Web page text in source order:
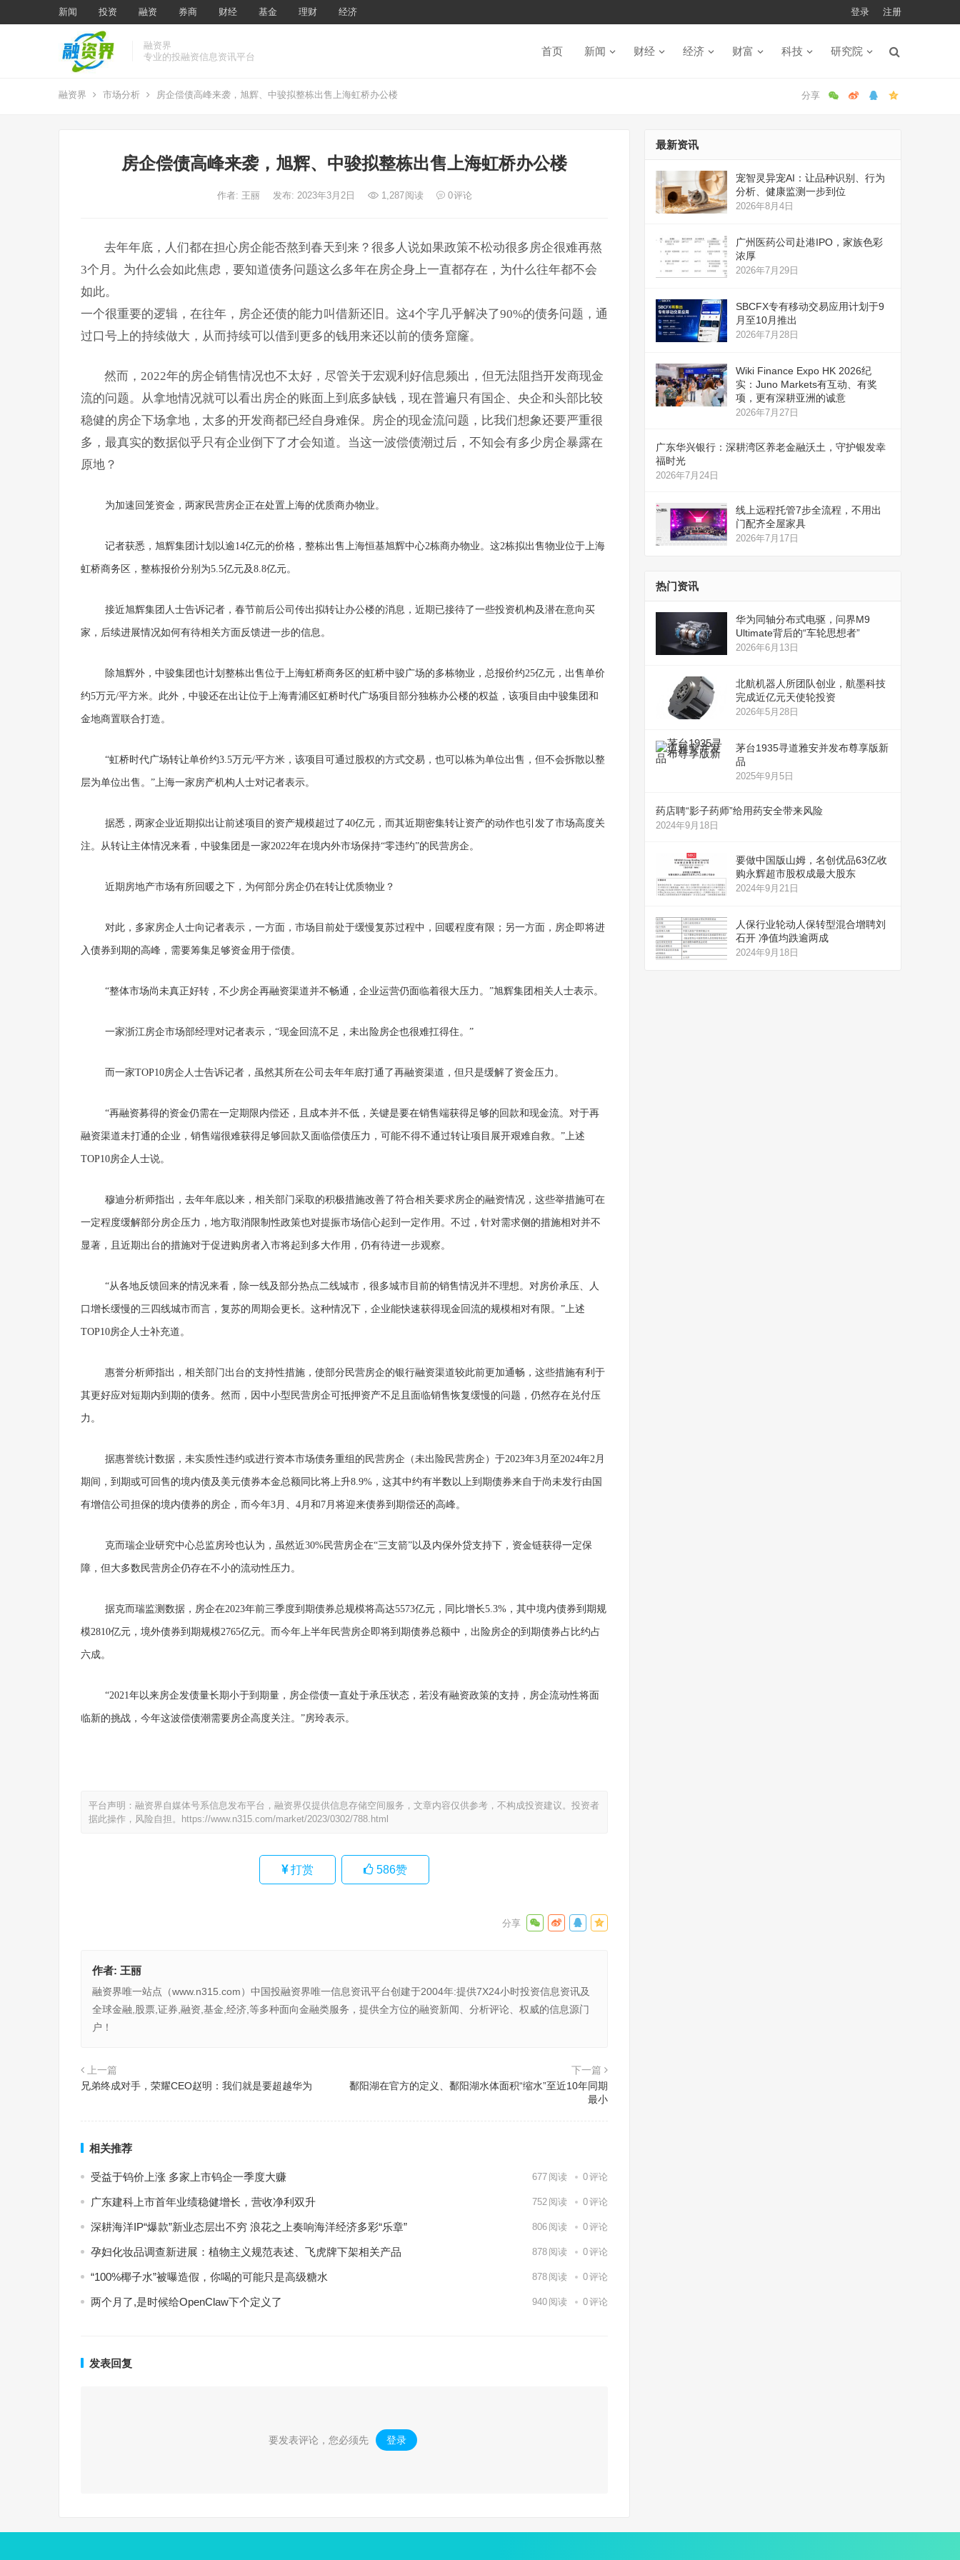
新闻 投资 融资 券商 财经 基金 理财 经济 登录 注册
融资界
专业的投融资信息资讯平台
首页 新闻 财经 经济 财富 科技 研究院
融资界 市场分析 房企偿债高峰来袭，旭辉、中骏拟整栋出售上海虹桥办公楼
房企偿债高峰来袭，旭辉、中骏拟整栋出售上海虹桥办公楼
作者: 王丽 发布: 2023年3月2日 1,287阅读 0评论
去年年底，人们都在担心房企能否熬到春天到来？很多人说如果政策不松动很多房企很难再熬
3个月。为什么会如此焦虑，要知道债务问题这么多年在房企身上一直都存在，为什么往年都不会
如此。
一个很重要的逻辑，在往年，房企还债的能力叫借新还旧。这4个字几乎解决了90%的债务问题，通
过口号上的持续做大，从而持续可以借到更多的钱用来还以前的债务窟窿。
然而，2022年的房企销售情况也不太好，尽管关于宏观利好信息频出，但无法阻挡开发商现金
流的问题。从拿地情况就可以看出房企的账面上到底多缺钱，现在普遍只有国企、央企和头部比较
稳健的房企下场拿地，太多的开发商都已经自身难保。房企的现金流问题，比我们想象还要严重很
多，最真实的数据似乎只有企业倒下了才会知道。当这一波偿债潮过后，不知会有多少房企暴露在
原地？
为加速回笼资金，两家民营房企正在处置上海的优质商办物业。
记者获悉，旭辉集团计划以逾14亿元的价格，整栋出售上海恒基旭辉中心2栋商办物业。这2栋拟出售物业位于上海
虹桥商务区，整栋报价分别为5.5亿元及8.8亿元。
接近旭辉集团人士告诉记者，春节前后公司传出拟转让办公楼的消息，近期已接待了一些投资机构及潜在意向买
家，后续进展情况如何有待相关方面反馈进一步的信息。
除旭辉外，中骏集团也计划整栋出售位于上海虹桥商务区的虹桥中骏广场的多栋物业，总报价约25亿元，出售单价
约5万元/平方米。此外，中骏还在出让位于上海青浦区虹桥时代广场项目部分独栋办公楼的权益，该项目由中骏集团和
金地商置联合打造。
“虹桥时代广场转让单价约3.5万元/平方米，该项目可通过股权的方式交易，也可以栋为单位出售，但不会拆散以整
层为单位出售。”上海一家房产机构人士对记者表示。
据悉，两家企业近期拟出让前述项目的资产规模超过了40亿元，而其近期密集转让资产的动作也引发了市场高度关
注。从转让主体情况来看，中骏集团是一家2022年在境内外市场保持“零违约”的民营房企。
近期房地产市场有所回暖之下，为何部分房企仍在转让优质物业？
对此，多家房企人士向记者表示，一方面，市场目前处于缓慢复苏过程中，回暖程度有限；另一方面，房企即将进
入债券到期的高峰，需要筹集足够资金用于偿债。
“整体市场尚未真正好转，不少房企再融资渠道并不畅通，企业运营仍面临着很大压力。”旭辉集团相关人士表示。
一家浙江房企市场部经理对记者表示，“现金回流不足，未出险房企也很难扛得住。”
而一家TOP10房企人士告诉记者，虽然其所在公司去年年底打通了再融资渠道，但只是缓解了资金压力。
“再融资募得的资金仍需在一定期限内偿还，且成本并不低，关键是要在销售端获得足够的回款和现金流。对于再
融资渠道未打通的企业，销售端很难获得足够回款又面临偿债压力，可能不得不通过转让项目展开艰难自救。”上述
TOP10房企人士说。
穆迪分析师指出，去年年底以来，相关部门采取的积极措施改善了符合相关要求房企的融资情况，这些举措施可在
一定程度缓解部分房企压力，地方取消限制性政策也对提振市场信心起到一定作用。不过，针对需求侧的措施相对并不
显著，且近期出台的措施对于促进购房者入市将起到多大作用，仍有待进一步观察。
“从各地反馈回来的情况来看，除一线及部分热点二线城市，很多城市目前的销售情况并不理想。对房价承压、人
口增长缓慢的三四线城市而言，复苏的周期会更长。这种情况下，企业能快速获得现金回流的规模相对有限。”上述
TOP10房企人士补充道。
惠誉分析师指出，相关部门出台的支持性措施，使部分民营房企的银行融资渠道较此前更加通畅，这些措施有利于
其更好应对短期内到期的债务。然而，因中小型民营房企可抵押资产不足且面临销售恢复缓慢的问题，仍然存在兑付压
力。
据惠誉统计数据，未实质性违约或进行资本市场债务重组的民营房企（未出险民营房企）于2023年3月至2024年2月
期间，到期或可回售的境内债及美元债券本金总额同比将上升8.9%，这其中约有半数以上到期债券来自于尚未发行由国
有增信公司担保的境内债券的房企，而今年3月、4月和7月将迎来债券到期偿还的高峰。
克而瑞企业研究中心总监房玲也认为，虽然近30%民营房企在“三支箭”以及内保外贷支持下，资金链获得一定保
障，但大多数民营房企仍存在不小的流动性压力。
据克而瑞监测数据，房企在2023年前三季度到期债券总规模将高达5573亿元，同比增长5.3%，其中境内债券到期规
模2810亿元，境外债券到期规模2765亿元。而今年上半年民营房企即将到期债券总额中，出险房企的到期债券占比约占
六成。
“2021年以来房企发债量长期小于到期量，房企偿债一直处于承压状态，若没有融资政策的支持，房企流动性将面
临新的挑战，今年这波偿债潮需要房企高度关注。”房玲表示。
平台声明：融资界自媒体号系信息发布平台，融资界仅提供信息存储空间服务，文章内容仅供参考，不构成投资建议。投资者
据此操作，风险自担。
https://www.n315.com/market/2023/0302/788.html
打赏 586赞
作者: 王丽
融资界唯一站点（www.n315.com）中国投融资界唯一信息资讯平台创建于2004年:提供7X24小时投资信息资讯及
全球金融,股票,证券,融资,基金,经济,等多种面向金融类服务，提供全方位的融资新闻、分析评论、权威的信息源门
户！
上一篇
兄弟终成对手，荣耀CEO赵明：我们就是要超越华为
下一篇
鄱阳湖在官方的定义、鄱阳湖水体面积“缩水”至近10年同期
最小
相关推荐
受益于钨价上涨 多家上市钨企一季度大赚 677 阅读 0评论
广东建科上市首年业绩稳健增长，营收净利双升 752 阅读 0评论
深耕海洋IP“爆款”新业态层出不穷 浪花之上奏响海洋经济多彩“乐章” 806 阅读 0评论
孕妇化妆品调查新进展：植物主义规范表述、飞虎牌下架相关产品 878 阅读 0评论
“100%椰子水”被曝造假，你喝的可能只是高级糖水 878 阅读 0评论
两个月了,是时候给OpenClaw下个定义了 940 阅读 0评论
发表回复
要发表评论，您必须先 登录 。
最新资讯
宠智灵异宠AI：让品种识别、行为
分析、健康监测一步到位
2026年8月4日
广州医药公司赴港IPO，家族色彩
浓厚
2026年7月29日
SBCFX专有移动交易应用计划于9
月至10月推出
2026年7月28日
Wiki Finance Expo HK 2026纪
实：Juno Markets有互动、有奖
项，更有深耕亚洲的诚意
2026年7月27日
广东华兴银行：深耕湾区养老金融沃土，守护银发幸
福时光
2026年7月24日
线上远程托管7步全流程，不用出
门配齐全屋家具
2026年7月17日
热门资讯
华为同轴分布式电驱，问界M9
Ultimate背后的“车轮思想者”
2026年6月13日
北航机器人所团队创业，航墨科技
完成近亿元天使轮投资
2026年5月28日
茅台1935寻道雅安并发布尊享版新
品
2025年9月5日
药店聘“影子药师”给用药安全带来风险
2024年9月18日
要做中国版山姆，名创优品63亿收
购永辉超市股权成最大股东
2024年9月21日
人保行业轮动人保转型混合增聘刘
石开 净值均跌逾两成
2024年9月18日